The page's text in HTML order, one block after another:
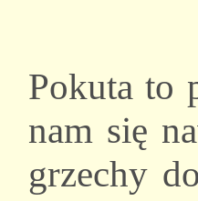
Pokuta to
nam się
grzechy